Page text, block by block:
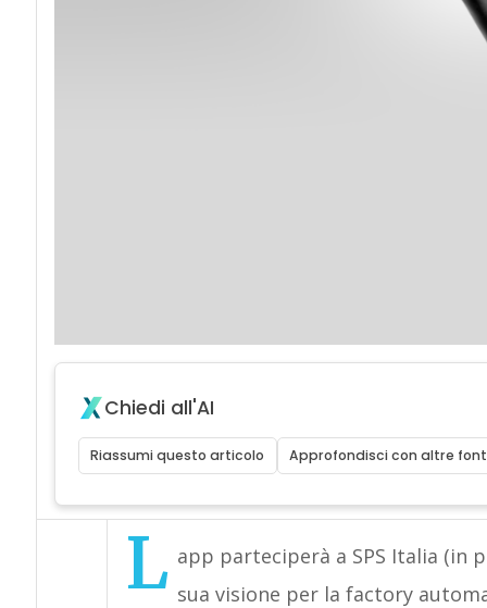
Chiedi all'AI
Riassumi questo articolo Approfondisci con altre
L app parteciperà a SPS Italia (in
sua visione per la factory